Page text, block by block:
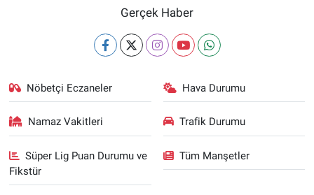
Gerçek Haber
Nöbetçi Eczaneler Hava Durumu
Namaz Vakitleri Trafik Durumu
Süper Lig Puan Durumu ve
Fikstür
Tüm Manşetler